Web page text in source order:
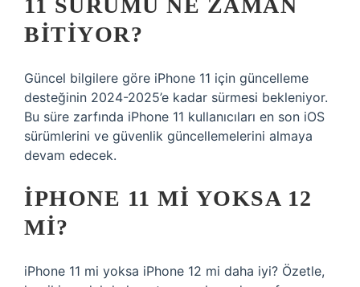
11 SÜRÜMÜ NE ZAMAN
BITIYOR?
Güncel bilgilere göre iPhone 11 için güncelleme
desteğinin 2024-2025’e kadar sürmesi bekleniyor.
Bu süre zarfında iPhone 11 kullanıcıları en son iOS
sürümlerini ve güvenlik güncellemelerini almaya
devam edecek.
IPHONE 11 MI YOKSA 12
MI?
iPhone 11 mi yoksa iPhone 12 mi daha iyi? Özetle,